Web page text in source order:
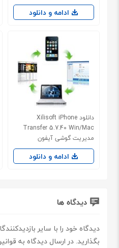
ادامه و دانلود
دانلود Xilisoft iPhone
Transfer 5.7.40 Win/Mac
مدیریت گوشی آیفون
ادامه و دانلود
دیدگاه ها
دیدگاه خود را با سایر
بگذارید. در ارسال دیدگاه به